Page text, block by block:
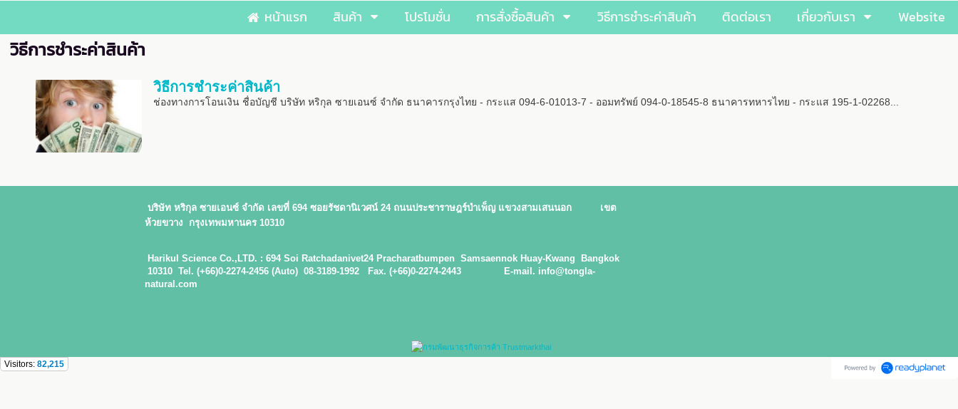
หน้าแรก สินค้า โปรโมชั่น การสั่งซื้อสินค้า วิธีการชำระค่าสินค้า ติดต่อเรา เกี่ยวกับเรา Website
วิธีการชำระค่าสินค้า
วิธีการชำระค่าสินค้า
ช่องทางการโอนเงิน ชื่อบัญชี บริษัท หริกุล ซายเอนซ์ จำกัด ธนาคารกรุงไทย - กระแส 094-6-01013-7 - ออมทรัพย์ 094-0-18545-8 ธนาคารทหารไทย - กระแส 195-1-02268...
บริษัท หริกุล ซายเอนซ์ จำกัด เลขที่ 694 ซอยรัชดานิเวศน์ 24 ถนนประชาราษฎร์บำเพ็ญ แขวงสามเสนนอก เขต
ห้วยขวาง กรุงเทพมหานคร 10310
Harikul Science Co.,LTD. : 694 Soi Ratchadanivet24 Pracharatbumpen Samsaennok Huay-Kwang Bangkok
10310 Tel. (+66)0-2274-2456 (Auto) 08-3189-1992 Fax. (+66)0-2274-2443 E-mail. info@tongla-
natural.com
Visitors: 82,215